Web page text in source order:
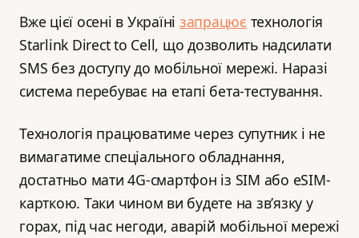
Вже цієї осені в Україні запрацює технологія
Starlink Direct to Cell, що дозволить надсилати
SMS без доступу до мобільної мережі. Наразі
система перебуває на етапі бета-тестування.
Технологія працюватиме через супутник і не
вимагатиме спеціального обладнання,
достатньо мати 4G-смартфон із SIM або eSIM-
карткою. Таки чином ви будете на зв’язку у
горах, під час негоди, аварій мобільної мережі